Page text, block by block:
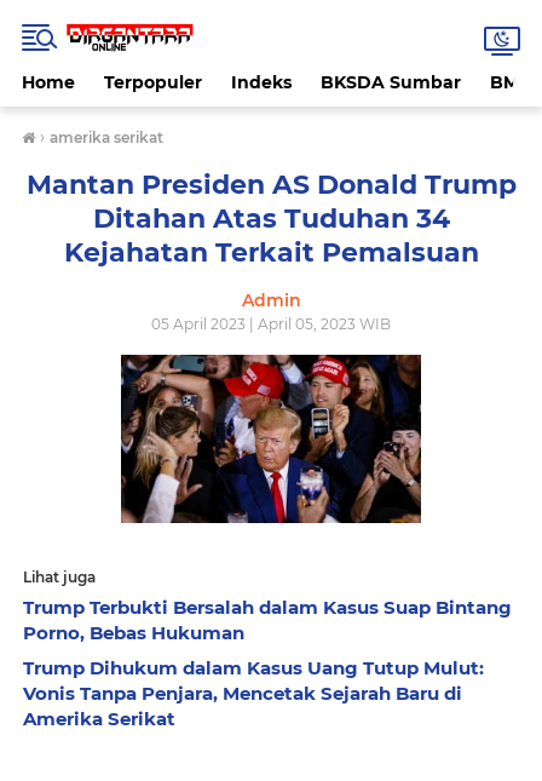
Home Terpopuler Indeks BKSDA Sumbar
› amerika serikat
Mantan Presiden AS Donald Trump
Ditahan Atas Tuduhan 34
Kejahatan Terkait Pemalsuan
Admin
05 April 2023 | April 05, 2023 WIB
Lihat juga
Trump Terbukti Bersalah dalam Kasus Suap Bintang
Porno, Bebas Hukuman
Trump Dihukum dalam Kasus Uang Tutup Mulut:
Vonis Tanpa Penjara, Mencetak Sejarah Baru di
Amerika Serikat